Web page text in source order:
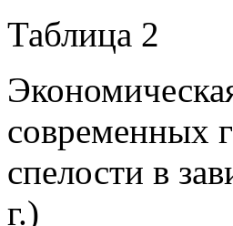
Таблица 2
современных
спелости в
г.)